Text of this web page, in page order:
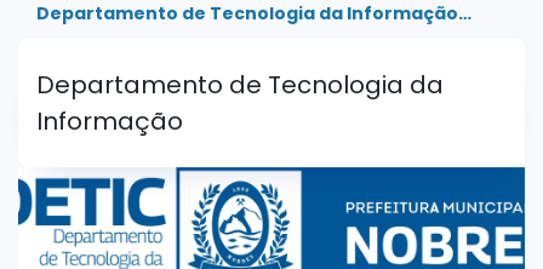
Departamento de Tecnologia da Informação…
Departamento de Tecnologia da
Informação